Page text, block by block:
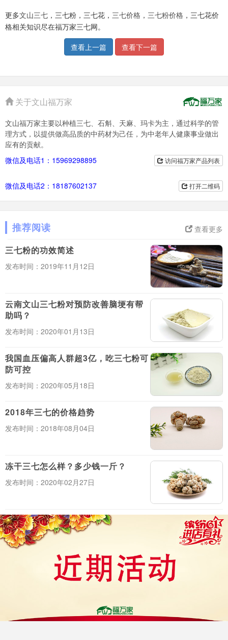
更多文山三七 ，三七粉，三七花， 三七价格 ， 三七粉价格 ，三七花价
格相关知识尽在福万家三七网。
查看上一篇 查看下一篇
关于文山福万家
文山福万家主要以种植三七、石斛、天麻、玛卡为主，通过科学的管
理方式，以提供做高品质的中药材为己任，为中老年人健康事业做出
应有的贡献。
访问福万家产品列表
微信及电话1：15969298895
打开二维码
微信及电话2：18187602137
查看更多
推荐阅读
三七粉的功效简述
发布时间：2019年11月12日
云南文山三七粉对预防改善脑埂有帮
助吗？
发布时间：2020年01月13日
我国血压偏高人群超3亿，吃三七粉可
防可控
发布时间：2020年05月18日
2018年三七的价格趋势
发布时间：2018年08月04日
冻干三七怎么样？多少钱一斤？
发布时间：2020年02月27日